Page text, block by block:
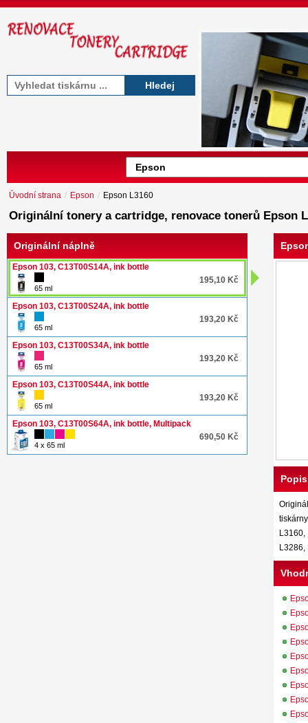
Hledej
Úvodní strana / Epson / Epson L3160
Originální tonery a cartridge, renovace tonerů Epson
Originální náplně
Epson 103, C13T00S14A, ink bottle
195,10 Kč
65 ml
Epson 103, C13T00S24A, ink bottle
193,20 Kč
65 ml
Epson 103, C13T00S34A, ink bottle
193,20 Kč
65 ml
Epson 103, C13T00S44A, ink bottle
193,20 Kč
65 ml
Epson 103, C13T00S64A, ink bottle, Multipack
690,50 Kč
4 x 65 ml